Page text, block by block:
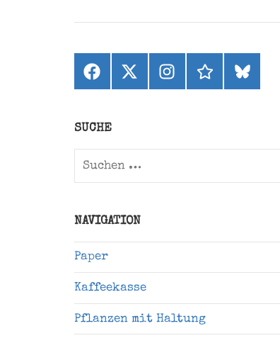
Facebook
X
(ehemals
Instagramthreadsbluesky
SUCHE
Suchen
NAVIGATION
Paper
Kaffeekasse
Pflanzen mit Haltung